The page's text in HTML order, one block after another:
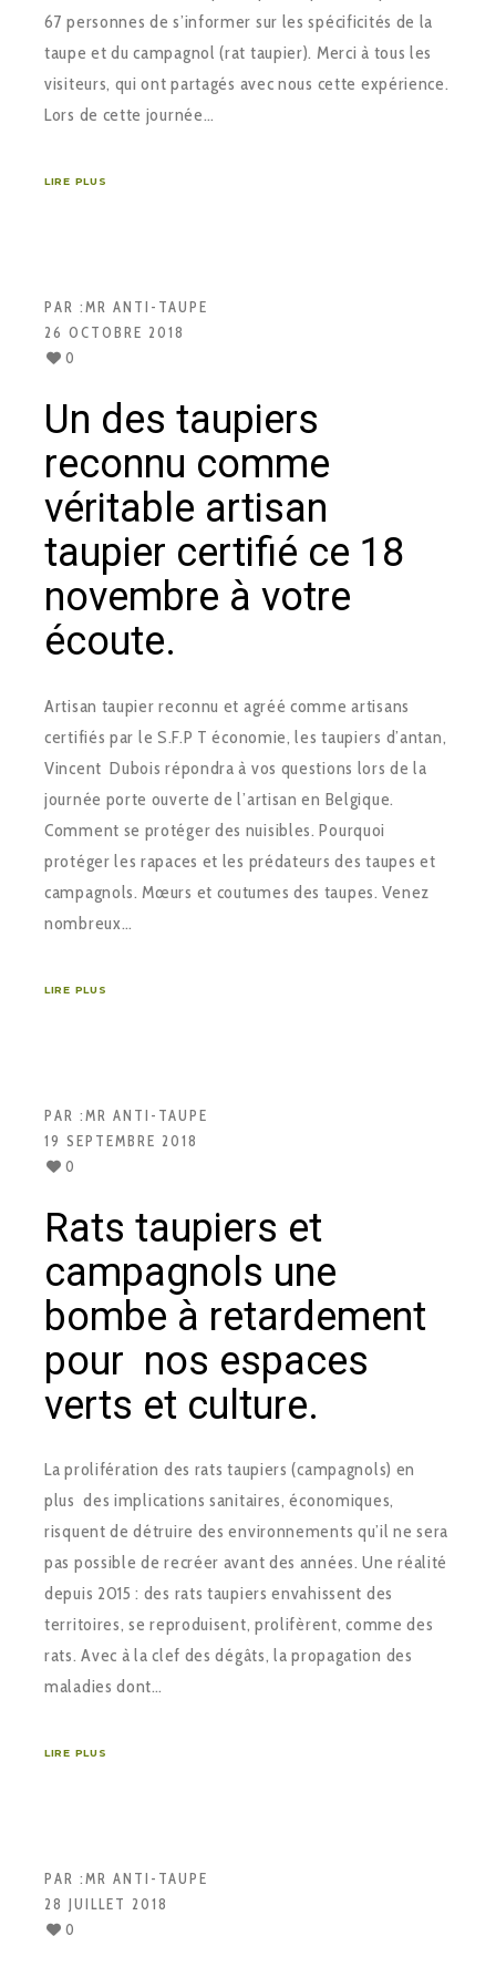
67 personnes de s’informer sur les spécificités de la
taupe et du campagnol (rat taupier). Merci à tous les
visiteurs, qui ont partagés avec nous cette expérience.
Lors de cette journée…
LIRE PLUS
PAR :MR ANTI-TAUPE
26 OCTOBRE 2018
0
Un des taupiers
reconnu comme
véritable artisan
taupier certifié ce 18
novembre à votre
écoute.
Artisan taupier reconnu et agréé comme artisans
certifiés par le S.F.P T économie, les taupiers d’antan,
Vincent Dubois répondra à vos questions lors de la
journée porte ouverte de l’artisan en Belgique.
Comment se protéger des nuisibles. Pourquoi
protéger les rapaces et les prédateurs des taupes et
campagnols. Mœurs et coutumes des taupes. Venez
nombreux…
LIRE PLUS
PAR :MR ANTI-TAUPE
19 SEPTEMBRE 2018
0
Rats taupiers et
campagnols une
bombe à retardement
pour nos espaces
verts et culture.
La prolifération des rats taupiers (campagnols) en
plus des implications sanitaires, économiques,
risquent de détruire des environnements qu’il ne sera
pas possible de recréer avant des années. Une réalité
depuis 2015 : des rats taupiers envahissent des
territoires, se reproduisent, prolifèrent, comme des
rats. Avec à la clef des dégâts, la propagation des
maladies dont…
LIRE PLUS
PAR :MR ANTI-TAUPE
28 JUILLET 2018
0